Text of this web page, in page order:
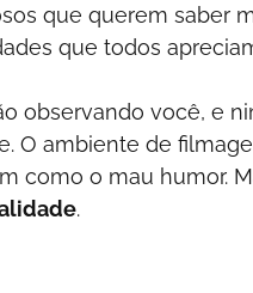
que querem saber
que todos
observando você, e
O ambiente de
como o mau humor.
.